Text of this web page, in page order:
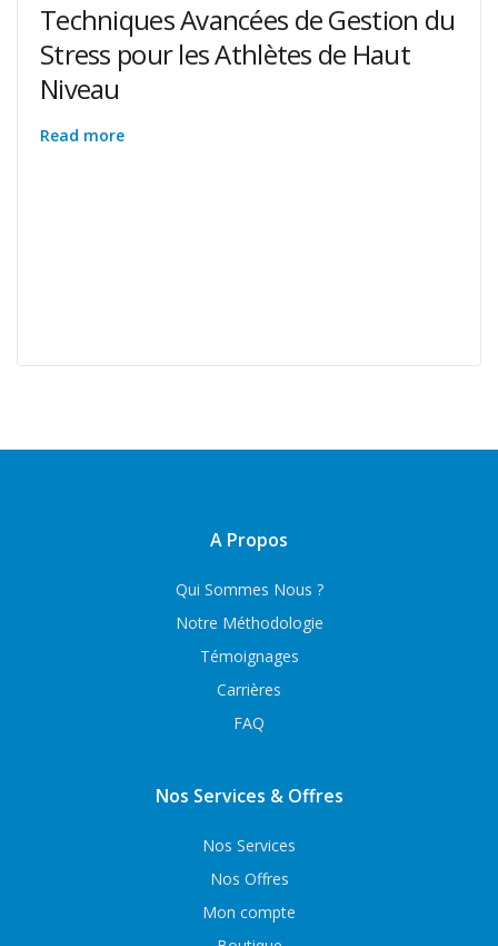
Techniques Avancées de Gestion du
Stress pour les Athlètes de Haut
Niveau
Read more
A Propos
Qui Sommes Nous ?
Notre Méthodologie
Témoignages
Carrières
FAQ
Nos Services & Offres
Nos Services
Nos Offres
Mon compte